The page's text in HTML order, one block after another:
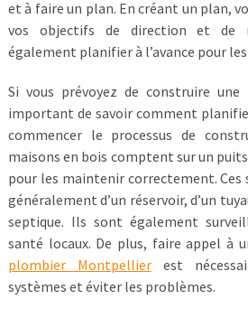
et à faire un plan. En créant un plan,
vos objectifs de direction et de
également planifier à l’avance pour
Si vous prévoyez de construire
important de savoir comment
commencer le processus de
maisons en bois comptent sur un
pour les maintenir correctement. Ces
généralement d’un réservoir, d’un
septique. Ils sont également
santé locaux. De plus, faire appel à
plombier Montpellierest
systèmes et éviter les problèmes.